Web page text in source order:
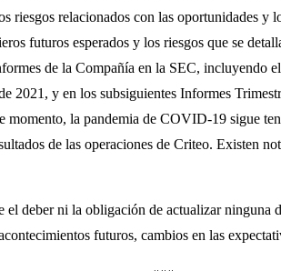
riesgos relacionados con las oportunidades y
futuros esperados y los riesgos que se
de la Compañía en la SEC, incluyendo
2021, y en los subsiguientes Informes
momento, la pandemia de COVID-19 sigue
de las operaciones de Criteo. Existen
deber ni la obligación de actualizar ninguna
futuros, cambios en las